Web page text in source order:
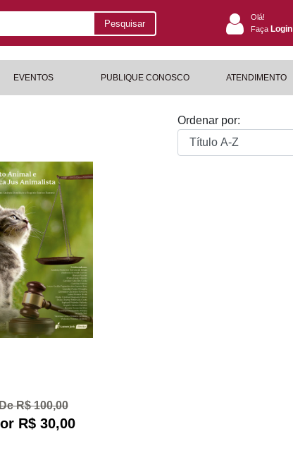
Pesquisar
Olá!
Faça Login
EVENTOS PUBLIQUE CONOSCO ATENDIMENTO
Ordenar por:
R$ 100,00
R$ 30,00